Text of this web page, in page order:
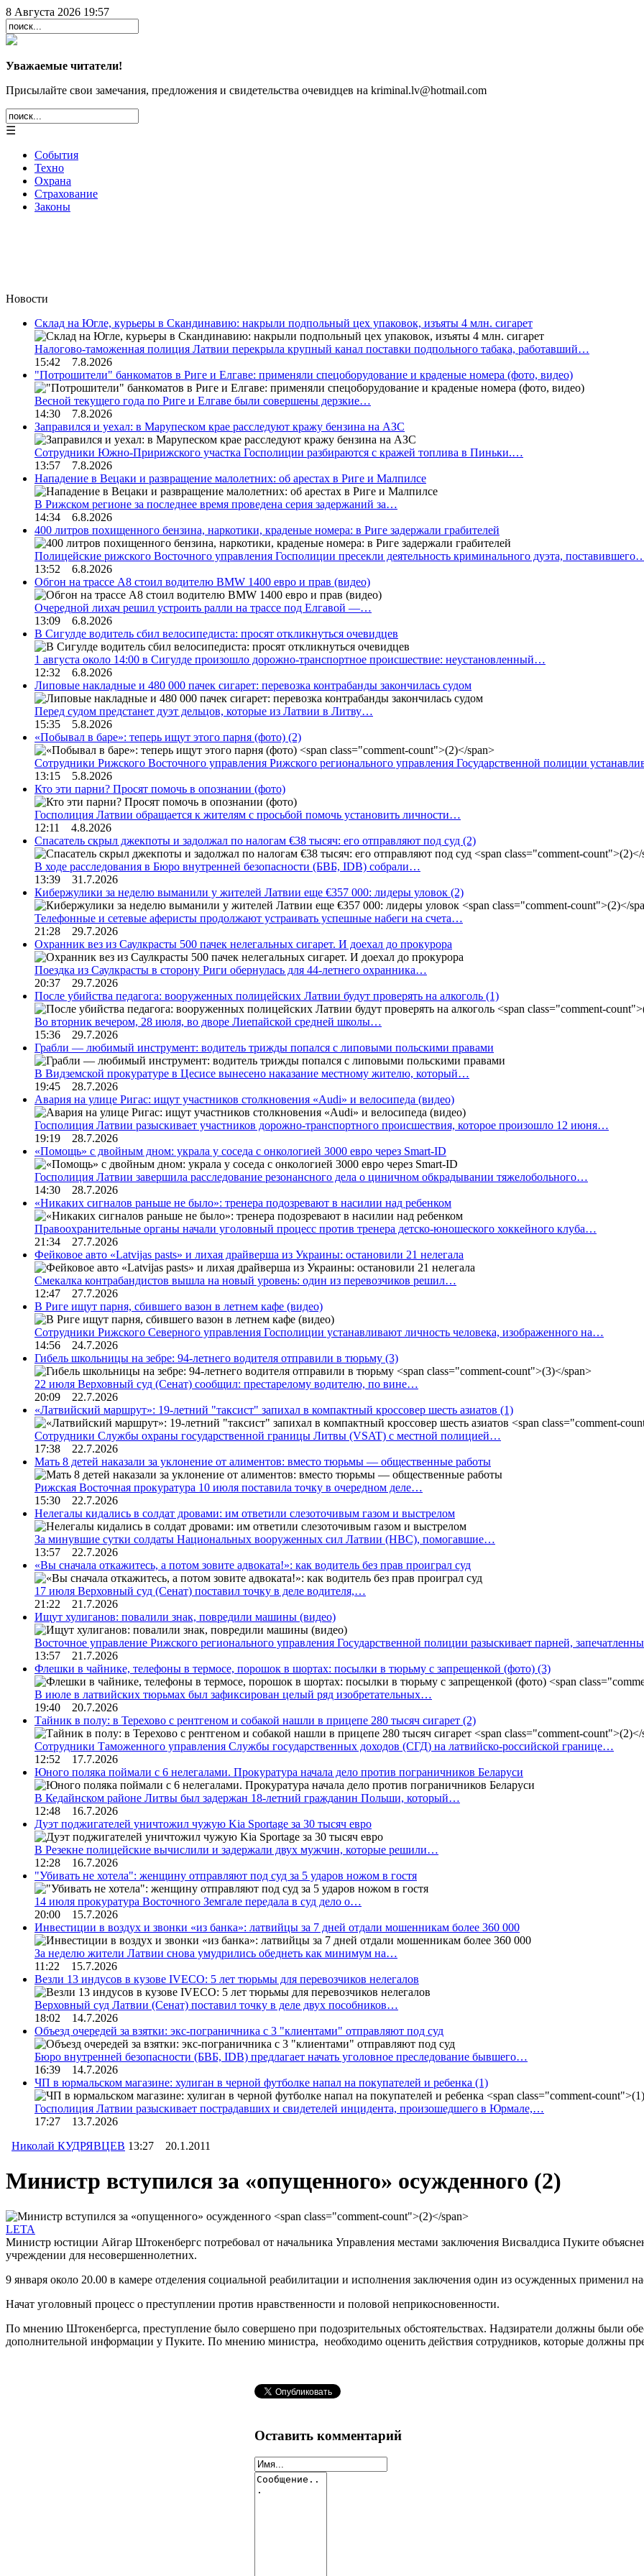
8 Августа 2026 19:57
Уважаемые читатели!
Присылайте свои замечания, предложения и свидетельства очевидцев на kriminal.lv@hotmail.com
☰
События
Техно
Охрана
Страхование
Законы
Новости
Склад на Югле, курьеры в Скандинавию: накрыли подпольный цех упаковок, изъяты 4 млн. сигарет
Налогово-таможенная полиция Латвии перекрыла крупный канал поставки подпольного табака, работавший…
15:42 7.8.2026
"Потрошители" банкоматов в Риге и Елгаве: применяли спецоборудование и краденые номера (фото, видео)
Весной текущего года по Риге и Елгаве были совершены дерзкие…
14:30 7.8.2026
Заправился и уехал: в Марупеском крае расследуют кражу бензина на АЗС
Сотрудники Южно-Пририжского участка Госполиции разбираются с кражей топлива в Пиньки.…
13:57 7.8.2026
Нападение в Вецаки и развращение малолетних: об арестах в Риге и Малпилсе
В Рижском регионе за последнее время проведена серия задержаний за…
14:34 6.8.2026
400 литров похищенного бензина, наркотики, краденые номера: в Риге задержали грабителей
Полицейские рижского Восточного управления Госполиции пресекли деятельность криминального дуэта,
13:52 6.8.2026
Обгон на трассе А8 стоил водителю BMW 1400 евро и прав (видео)
Очередной лихач решил устроить ралли на трассе под Елгавой —…
13:09 6.8.2026
В Сигулде водитель сбил велосипедиста: просят откликнуться очевидцев
1 августа около 14:00 в Сигулде произошло дорожно-транспортное происшествие: неустановленный…
12:32 6.8.2026
Липовые накладные и 480 000 пачек сигарет: перевозка контрабанды закончилась судом
Перед судом предстанет дуэт дельцов, которые из Латвии в Литву…
15:35 5.8.2026
«Побывал в баре»: теперь ищут этого парня (фото) (2)
Сотрудники Рижского Восточного управления Рижского регионального управления Государственной полиции
13:15 5.8.2026
Кто эти парни? Просят помочь в опознании (фото)
Госполиция Латвии обращается к жителям с просьбой помочь установить личности…
12:11 4.8.2026
Спасатель скрыл джекпоты и задолжал по налогам €38 тысяч: его отправляют под суд (2)
В ходе расследования в Бюро внутренней безопасности (БВБ, IDB) собрали…
13:39 31.7.2026
Кибержулики за неделю выманили у жителей Латвии еще €357 000: лидеры уловок (2)
Телефонные и сетевые аферисты продолжают устраивать успешные набеги на счета…
21:28 29.7.2026
Охранник вез из Саулкрасты 500 пачек нелегальных сигарет. И доехал до прокурора
Поездка из Саулкрасты в сторону Риги обернулась для 44-летнего охранника…
20:37 29.7.2026
После убийства педагога: вооруженных полицейских Латвии будут проверять на алкоголь (1)
Во вторник вечером, 28 июля, во дворе Лиепайской средней школы…
15:36 29.7.2026
Грабли — любимый инструмент: водитель трижды попался с липовыми польскими правами
В Видземской прокуратуре в Цесисе вынесено наказание местному жителю, который…
19:45 28.7.2026
Авария на улице Ригас: ищут участников столкновения «Audi» и велосипеда (видео)
Госполиция Латвии разыскивает участников дорожно-транспортного происшествия, которое произошло 12 июня…
19:19 28.7.2026
«Помощь» с двойным дном: украла у соседа с онкологией 3000 евро через Smart-ID
Госполиция Латвии завершила расследование резонансного дела о циничном обкрадывании тяжелобольного…
14:30 28.7.2026
«Никаких сигналов раньше не было»: тренера подозревают в насилии над ребенком
Правоохранительные органы начали уголовный процесс против тренера детско-юношеского хоккейного клуба…
21:34 27.7.2026
Фейковое авто «Latvijas pasts» и лихая драйверша из Украины: остановили 21 нелегала
Смекалка контрабандистов вышла на новый уровень: один из перевозчиков решил…
12:47 27.7.2026
В Риге ищут парня, сбившего вазон в летнем кафе (видео)
Сотрудники Рижского Северного управления Госполиции устанавливают личность человека, изображенного на…
14:56 24.7.2026
Гибель школьницы на зебре: 94-летнего водителя отправили в тюрьму (3)
22 июля Верховный суд (Сенат) сообщил: престарелому водителю, по вине…
20:09 22.7.2026
«Латвийский маршрут»: 19-летний "таксист" запихал в компактный кроссовер шесть азиатов (1)
Сотрудники Службы охраны государственной границы Литвы (VSAT) с местной полицией…
17:38 22.7.2026
Мать 8 детей наказали за уклонение от алиментов: вместо тюрьмы — общественные работы
Рижская Восточная прокуратура 10 июля поставила точку в очередном деле…
15:30 22.7.2026
Нелегалы кидались в солдат дровами: им ответили слезоточивым газом и выстрелом
За минувшие сутки солдаты Национальных вооруженных сил Латвии (НВС), помогавшие…
13:57 22.7.2026
«Вы сначала откажитесь, а потом зовите адвоката!»: как водитель без прав проиграл суд
17 июля Верховный суд (Сенат) поставил точку в деле водителя,…
21:22 21.7.2026
Ищут хулиганов: повалили знак, повредили машины (видео)
Восточное управление Рижского регионального управления Государственной полиции разыскивает парней,
13:57 21.7.2026
Флешки в чайнике, телефоны в термосе, порошок в шортах: посылки в тюрьму с запрещенкой (фото) (3)
В июле в латвийских тюрьмах был зафиксирован целый ряд изобретательных…
19:40 20.7.2026
Тайник в полу: в Терехово с рентгеном и собакой нашли в прицепе 280 тысяч сигарет (2)
Сотрудники Таможенного управления Службы государственных доходов (СГД) на латвийско-российской границе…
12:52 17.7.2026
Юного поляка поймали с 6 нелегалами. Прокуратура начала дело против пограничников Беларуси
В Кедайнском районе Литвы был задержан 18-летний гражданин Польши, который…
12:48 16.7.2026
Дуэт поджигателей уничтожил чужую Kia Sportage за 30 тысяч евро
В Резекне полицейские вычислили и задержали двух мужчин, которые решили…
12:28 16.7.2026
"Убивать не хотела": женщину отправляют под суд за 5 ударов ножом в гостя
14 июля прокуратура Восточного Земгале передала в суд дело о…
20:00 15.7.2026
Инвестиции в воздух и звонки «из банка»: латвийцы за 7 дней отдали мошенникам более 360 000
За неделю жители Латвии снова умудрились обеднеть как минимум на…
11:22 15.7.2026
Везли 13 индусов в кузове IVECO: 5 лет тюрьмы для перевозчиков нелегалов
Верховный суд Латвии (Сенат) поставил точку в деле двух пособников…
18:02 14.7.2026
Объезд очередей за взятки: экс-пограничника с 3 "клиентами" отправляют под суд
Бюро внутренней безопасности (БВБ, IDB) предлагает начать уголовное преследование бывшего…
16:39 14.7.2026
ЧП в юрмальском магазине: хулиган в черной футболке напал на покупателей и ребенка (1)
Госполиция Латвии разыскивает пострадавших и свидетелей инцидента, произошедшего в Юрмале,…
17:27 13.7.2026
Николай КУДРЯВЦЕВ 13:27 20.1.2011
Министр вступился за «опущенного» осужденного (2)
LETA
Министр юстиции Айгар Штокенбергс потребовал от начальника Управления местами заключения Висвалдиса Пуките
учреждении для несовершеннолетних.
9 января около 20.00 в камере отделения социальной реабилитации и исполнения заключения один из осужденных применил
Начат уголовный процесс о преступлении против нравственности и половой неприкосновенности.
По мнению Штокенбергса, преступление было совершено при подозрительных обстоятельствах. Надзиратели должны были
дополнительной информации у Пуките. По мнению министра, необходимо оценить действия сотрудников, которые должны
Оставить комментарий